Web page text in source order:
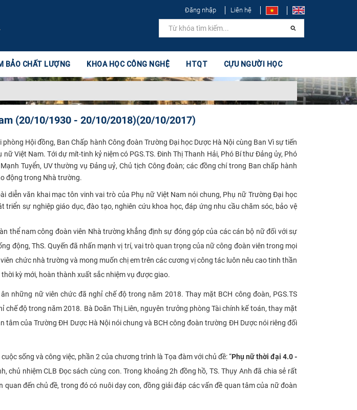
Đăng nhập Liên hệ
BẢO CHẤT LƯỢNG KHOA HỌC CÔNG NGHỆ HTQT CỰU NGƯỜI HỌC
(20/10/1930 - 20/10/2018)(20/10/2017)
Hội đồng, Ban Chấp hành Công đoàn Trường Đại học Dược Hà Nội cùng Ban Vì sự tiến
nữ Việt Nam. Tới dự mít-tinh kỷ niệm có PGS.TS. Đinh Thị Thanh Hải, Phó Bí thư Đảng ủy, Phó
Tuyển, UV thường vụ Đảng uỷ, Chủ tịch Công đoàn; các đồng chí trong Ban chấp hành
động trong Nhà trường.
diễn văn khai mạc tôn vinh vai trò của Phụ nữ Việt Nam nói chung, Phụ nữ Trường Đại học
sự nghiệp giáo dục, đào tạo, nghiên cứu khoa học, đáp ứng nhu cầu chăm sóc, bảo vệ
thể nam công đoàn viên Nhà trường khẳng định sự đóng góp của các cán bộ nữ đối với sự
động, ThS. Quyến đã nhấn mạnh vị trí, vai trò quan trọng của nữ công đoàn viên trong mọi
chức nhà trường và mong muốn chị em trên các cương vị công tác luôn nêu cao tinh thần
kỳ mới, hoàn thành xuất sắc nhiệm vụ được giao.
những nữ viên chức đã nghỉ chế độ trong năm 2018. Thay mặt BCH công đoàn, PGS.TS
độ trong năm 2018. Bà Doãn Thị Liên, nguyên trưởng phòng Tài chính kế toán, thay mặt
của Trường ĐH Dược Hà Nội nói chung và BCH công đoàn trường ĐH Dược nói riêng đối
sống và công việc, phần 2 của chương trình là Tọa đàm với chủ đề: “Phụ nữ thời đại 4.0 -
chủ nhiệm CLB Đọc sách cùng con. Trong khoảng 2h đồng hồ, TS. Thụy Anh đã chia sẻ rất
đến chủ đề, trong đó có nuôi dạy con, đồng giải đáp các vấn đề quan tâm của nữ đoàn